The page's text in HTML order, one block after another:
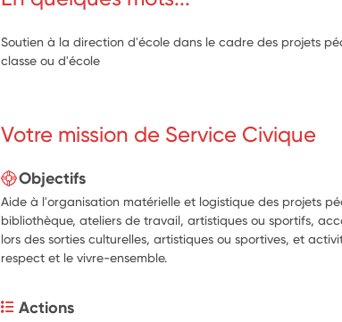
Soutien à la direction d'école dans le cadre des projets
classe ou d'école
Votre mission de Service Civique
Objectifs
Aide à l'organisation matérielle et logistique des projets
bibliothèque, ateliers de travail, artistiques ou sportifs,
lors des sorties culturelles, artistiques ou sportives, et
respect et le vivre-ensemble.
Actions